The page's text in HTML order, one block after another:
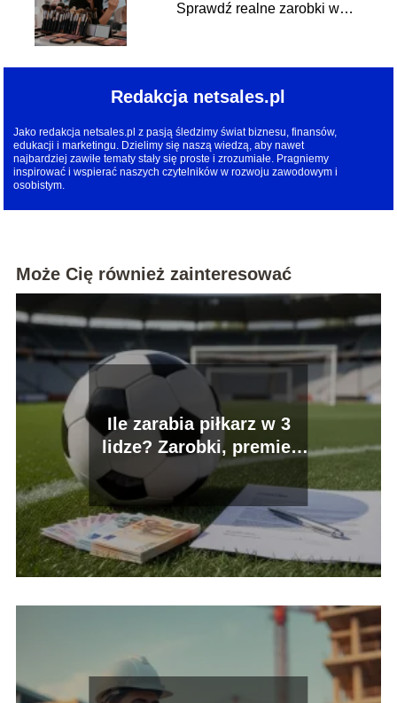
Sprawdź realne zarobki w
Redakcja netsales.pl
Jako redakcja netsales.pl z pasją śledzimy świat biznesu, finansów,
edukacji i marketingu. Dzielimy się naszą wiedzą, aby nawet
najbardziej zawiłe tematy stały się proste i zrozumiałe. Pragniemy
inspirować i wspierać naszych czytelników w rozwoju zawodowym i
osobistym.
Może Cię również zainteresować
Ile zarabia piłkarz w 3
lidze? Zarobki, premie,
kontrakty